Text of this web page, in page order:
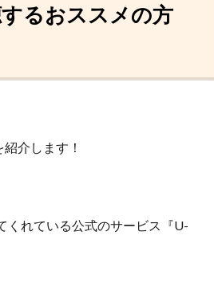
るおススメの方
介します！
くれている公式のサービス『U-